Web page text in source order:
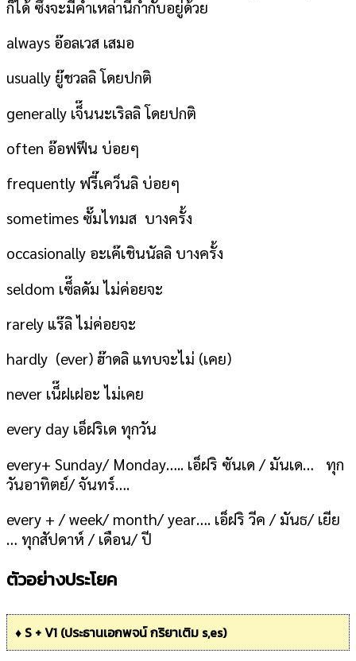
ก็ได้ ซึ่งจะมีคำเหล่านี้กำกับอยู่ด้วย
always อ๊อลเวส เสมอ
usually ยู๊ชวลลิ โดยปกติ
generally เจ็๊นนะเริลลิ โดยปกติ
often อ๊อฟฟึน บ่อยๆ
frequently ฟรี๊เคว็นลิ บ่อยๆ
sometimes ซั๊มไทมส บางครั้ง
occasionally อะเค๊เชินนัลลิ บางครั้ง
seldom เซ็๊ลดัม ไม่ค่อยจะ
rarely แร๊ลิ ไม่ค่อยจะ
hardly (ever) ฮ๊าดลิ แทบจะไม่ (เคย)
never เน็๊ฝเฝอะ ไม่เคย
every day เอ็ฝริเด ทุกวัน
every+ Sunday/ Monday….. เอ็ฝริ ซันเด / มันเด… ทุก
วันอาทิตย์/ จันทร์….
every + / week/ month/ year…. เอ็ฝริ วีค / มันธ/ เยีย
… ทุกสัปดาห์ / เดือน/ ปี
ตัวอย่างประโยค
♦ S + V1 (ประธานเอกพจน์ กริยาเติม s,es)